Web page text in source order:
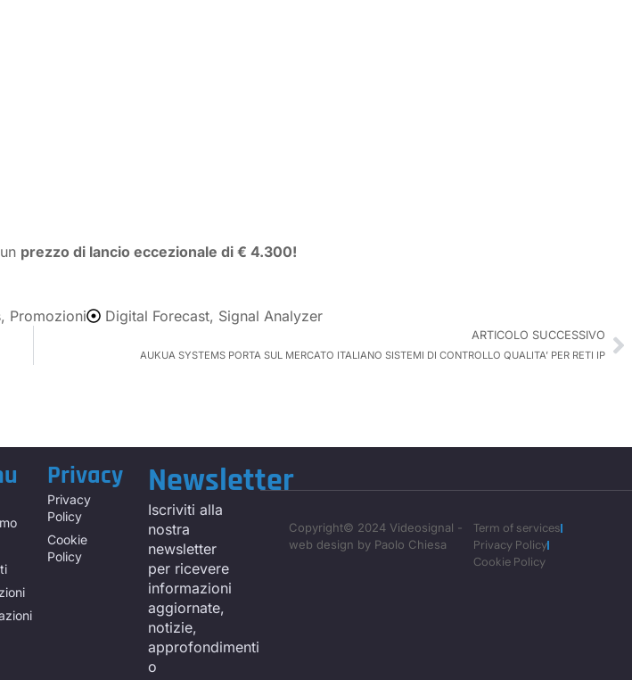
prezzo di lancio eccezionale di € 4.300!
, Promozioni Digital Forecast, Signal Analyzer
ARTICOLO SUCCESSIVO
AUKUA SYSTEMS PORTA SUL MERCATO ITALIANO SISTEMI DI CONTROLLO QUALITA’ PER RETI IP
Privacy
Privacy
Policy
Cookie
Policy
Newsletter
Iscriviti alla
nostra
newsletter
per ricevere
informazioni
aggiornate,
notizie,
approfondimenti
o
Copyright© 2024 Videosignal -
web design by Paolo Chiesa
Term of services
Privacy Policy
Cookie Policy